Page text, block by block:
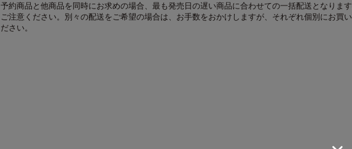
予約商品と他商品を同時にお求めの場合、最も発売日の遅い商品に合わせての一括配送となります
ご注意ください。別々の配送をご希望の場合は、お手数をおかけしますが、それぞれ個別にお買い
ださい。